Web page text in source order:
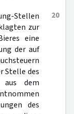
20
Stellen
zur
eine
der auf
Stelle des
aus dem
des